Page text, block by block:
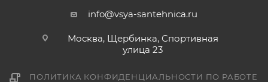
info@vsya-santehnica.ru
Москва, Щербинка, Спортивная
улица 23
ПОЛИТИКА КОНФИДЕНЦИАЛЬНОСТИ ПО РАБОТЕ